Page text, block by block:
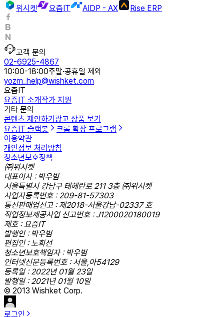
위시켓
요즘IT AIDP - AX Rise ERP
고객 문의
02-6925-4867
10:00-18:00주말·공휴일 제외
yozm_help@wishket.com
요즘IT
요즘IT 소개작가 지원
기타 문의
콘텐츠 제안하기 광고 상품 보기
요즘IT 슬랙봇
크롬 확장 프로그램
이용약관
개인정보 처리방침
청소년보호정책
㈜위시켓
대표이사 : 박우범
서울특별시 강남구 테헤란로 211 3층 ㈜위시켓
사업자등록번호 : 209-81-57303
통신판매업신고 : 제2018-서울강남-02337 호
직업정보제공사업 신고번호 : J1200020180019
제호 : 요즘IT
발행인 : 박우범
편집인 : 노희선
청소년보호책임자 : 박우범
인터넷신문등록번호 : 서울,아54129
등록일 : 2022년 01월 23일
발행일 : 2021년 01월 10일
© 2013 Wishket Corp.
로그인